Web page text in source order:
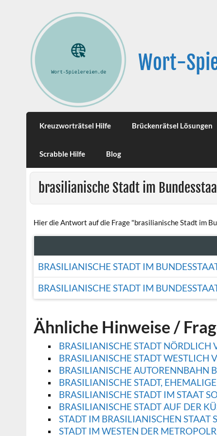
Wort-
Kreuzworträtsel Hilfe Brückenrätsel Lösungen
Scrabble Hilfe Blog
brasilianische Stadt im
Hier die Antwort auf die Frage "brasilianische Stadt im
BRASILIANISCHE STADT IM
BRASILIANISCHE STADT IM
Ähnliche Hinweise /
BRASILIANISCHE STADT NÖRDLICH
BRASILIANISCHE STADT WESTLICH
BRASILIANISCHE AUTORENNBAHN
BRASILIANISCHE STADT,
BRASILIANISCHE STADT IM STAAT
BRASILIANISCHE STADT AUF DER
STADT IM BRASILIANISCHEN STAAT
STADT IM WESTEN DER